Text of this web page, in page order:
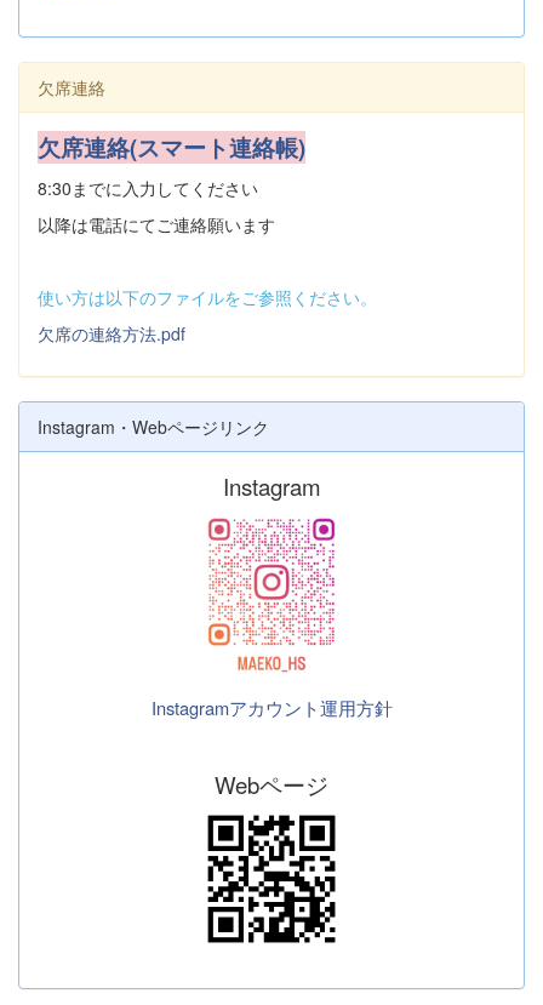
欠席連絡
欠席連絡(スマート連絡帳)
8:30までに入力してください
以降は電話にてご連絡願います
使い方は以下のファイルをご参照ください。
欠席の連絡方法.pdf
Instagram・Webページリンク
Instagram
Instagramアカウント運用方針
Webページ